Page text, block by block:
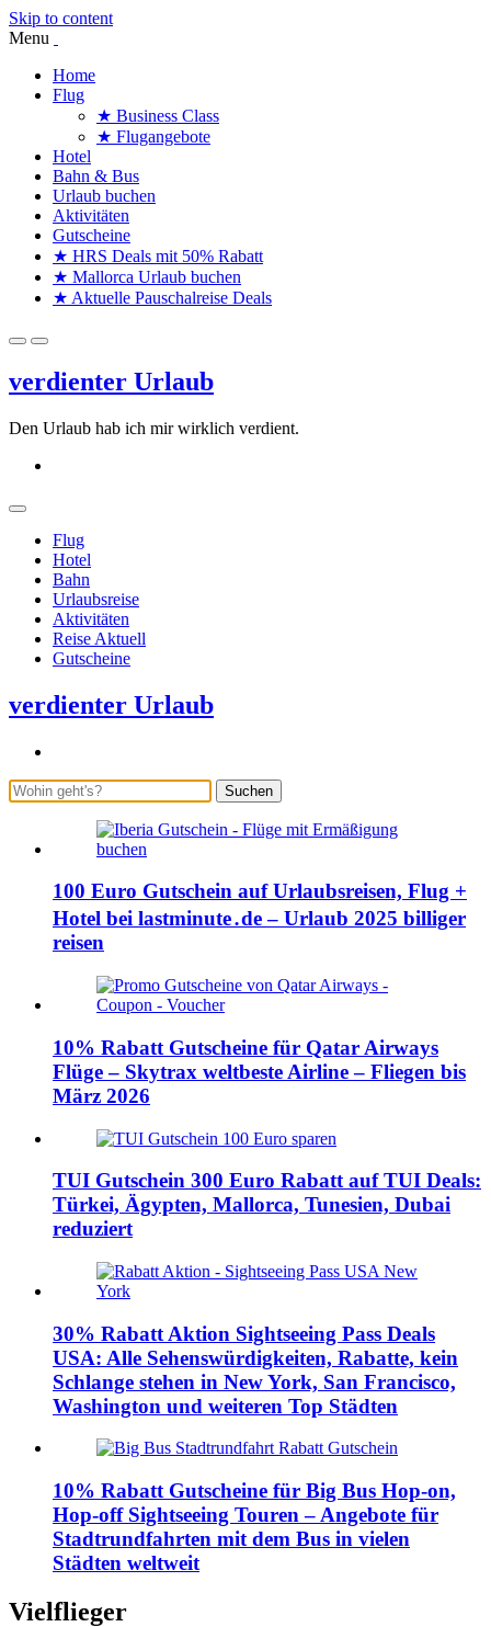
Skip to content
Menu
Home
Flug
★ Business Class
★ Flugangebote
Hotel
Bahn & Bus
Urlaub buchen
Aktivitäten
Gutscheine
★ HRS Deals mit 50% Rabatt
★ Mallorca Urlaub buchen
★ Aktuelle Pauschalreise Deals
verdienter Urlaub
Den Urlaub hab ich mir wirklich verdient.
Flug
Hotel
Bahn
Urlaubsreise
Aktivitäten
Reise Aktuell
Gutscheine
verdienter Urlaub
Suchen
100 Euro Gutschein auf Urlaubsreisen, Flug +
Hotel bei lastminute․de – Urlaub 2025 billiger
reisen
10% Rabatt Gutscheine für Qatar Airways
Flüge – Skytrax weltbeste Airline – Fliegen bis
März 2026
TUI Gutschein 300 Euro Rabatt auf TUI Deals:
Türkei, Ägypten, Mallorca, Tunesien, Dubai
reduziert
30% Rabatt Aktion Sightseeing Pass Deals
USA: Alle Sehenswürdigkeiten, Rabatte, kein
Schlange stehen in New York, San Francisco,
Washington und weiteren Top Städten
10% Rabatt Gutscheine für Big Bus Hop-on,
Hop-off Sightseeing Touren – Angebote für
Stadtrundfahrten mit dem Bus in vielen
Städten weltweit
Vielflieger